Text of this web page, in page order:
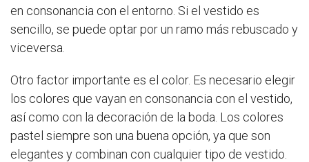
en consonancia con el entorno. Si el vestido es
sencillo, se puede optar por un ramo más rebuscado y
viceversa.
Otro factor importante es el color. Es necesario elegir
los colores que vayan en consonancia con el vestido,
así como con la decoración de la boda. Los colores
pastel siempre son una buena opción, ya que son
elegantes y combinan con cualquier tipo de vestido.